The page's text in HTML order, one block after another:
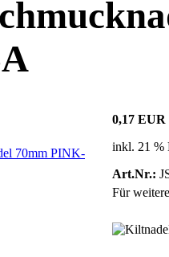
0,17 EUR
inkl. 21 %
Art.Nr.:
Für